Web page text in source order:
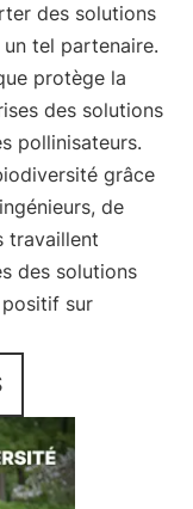
des solutions
tel partenaire.
protège la
des solutions
pollinisateurs.
grâce
de
travaillent
des solutions
sur